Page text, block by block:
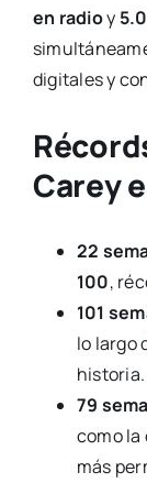
en radioy
digitales y
Carey
22
100,
101
lo largo
historia.
79
como
más